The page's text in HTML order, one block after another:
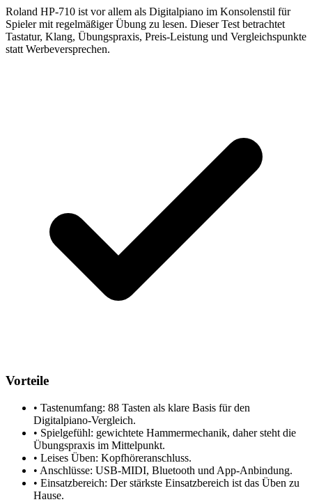
Roland HP-710 ist vor allem als Digitalpiano im Konsolenstil für
Spieler mit regelmäßiger Übung zu lesen. Dieser Test betrachtet
Tastatur, Klang, Übungspraxis, Preis-Leistung und Vergleichspunkte
statt Werbeversprechen.
Vorteile
• Tastenumfang: 88 Tasten als klare Basis für den
Digitalpiano-Vergleich.
• Spielgefühl: gewichtete Hammermechanik, daher steht die
Übungspraxis im Mittelpunkt.
• Leises Üben: Kopfhöreranschluss.
• Anschlüsse: USB-MIDI, Bluetooth und App-Anbindung.
• Einsatzbereich: Der stärkste Einsatzbereich ist das Üben zu
Hause.